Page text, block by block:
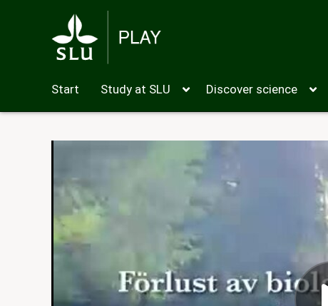
Start Study at SLU Discover science